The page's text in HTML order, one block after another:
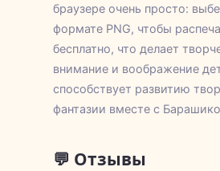
браузере очень просто:
формате PNG, чтобы
бесплатно, что делает
внимание и воображение
способствует развитию
фантазии вместе с
💬 Отзывы